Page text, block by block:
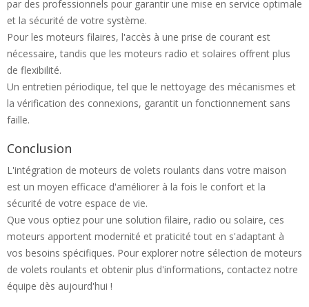
par des professionnels pour garantir une mise en service optimale
et la sécurité de votre système.
Pour les moteurs filaires, l'accès à une prise de courant est
nécessaire, tandis que les moteurs radio et solaires offrent plus
de flexibilité.
Un entretien périodique, tel que le nettoyage des mécanismes et
la vérification des connexions, garantit un fonctionnement sans
faille.
Conclusion
L'intégration de moteurs de volets roulants dans votre maison
est un moyen efficace d'améliorer à la fois le confort et la
sécurité de votre espace de vie.
Que vous optiez pour une solution filaire, radio ou solaire, ces
moteurs apportent modernité et praticité tout en s'adaptant à
vos besoins spécifiques. Pour explorer notre sélection de moteurs
de volets roulants et obtenir plus d'informations, contactez notre
équipe dès aujourd'hui !